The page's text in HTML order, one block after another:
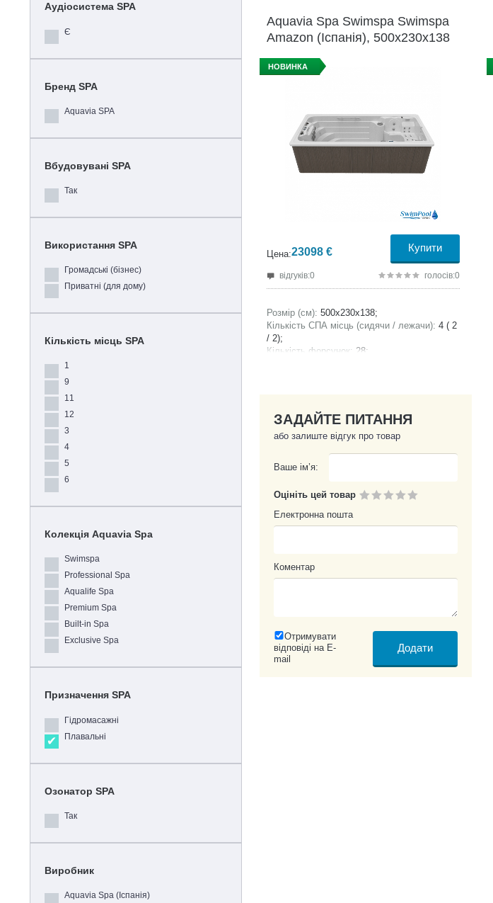
Аудіосистема SPA
Є
Бренд SPA
Aquavia SPA
Вбудовувані SPA
Так
Використання SPA
Громадські (бізнес)
Приватні (для дому)
Кількість місць SPA
1
9
11
12
3
4
5
6
Колекція Aquavia Spa
Swimspa
Professional Spa
Aqualife Spa
Premium Spa
Built-in Spa
Exclusive Spa
Призначення SPA
Гідромасажні
Плавальні
Озонатор SPA
Так
Виробник
Aquavia Spa (Іспанія)
Aquavia Spa Swimspa Swimspa
Amazon (Іспанія), 500x230x138
НОВИНКА
Цена:23098 € Купити
відгуків:0 голосів:0
Розмір (см): 500x230x138;
Кількість СПА місць (сидячи / лежачи): 4 ( 2
/ 2);
Кількість форсунок: 28;
ЗАДАЙТЕ ПИТАННЯ
або залиште відгук про товар
Ваше ім’я:
Оцініть цей товар
Електронна пошта
Коментар
Отримувати
відповіді на E-
mail